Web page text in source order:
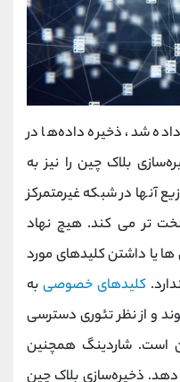
داده شد، ذخیره داده‌ها در
بلاک چین را نیز به
آنها در شبکه غیرمتمرکز
تر می کند. هیچ نهاد
یا داشتن کلیدهای مورد
کلیدهای خصوصیبه
و از نظر تئوری دسترسی
است. شاردینگ همچنین
ذخیره‌سازی بلاک چین